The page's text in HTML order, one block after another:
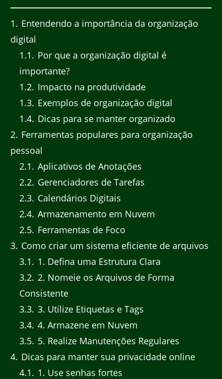
1
Entendendo a importância da organização
digital
1.1
Por que a organização digital é
importante?
1.2 Impacto na produtividade
1.3 Exemplos de organização digital
1.4 Dicas para se manter organizado
2 Ferramentas populares para organização
pessoal
2.1
Aplicativos de Anotações
2.2 Gerenciadores de Tarefas
2.3 Calendários Digitais
2.4 Armazenamento em Nuvem
2.5 Ferramentas de Foco
3 Como criar um sistema eficiente de arquivos
3.1
1. Defina uma Estrutura Clara
3.2 2. Nomeie os Arquivos de Forma
Consistente
3.3 3. Utilize Etiquetas e Tags
3.4 4. Armazene em Nuvem
3.5 5. Realize Manutenções Regulares
4 Dicas para manter sua privacidade online
4.1
1. Use senhas fortes